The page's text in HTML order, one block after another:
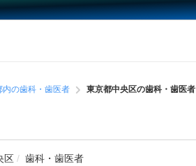
内の歯科・歯医者 東京都中央区の歯科・歯医者
区 歯科・歯医者